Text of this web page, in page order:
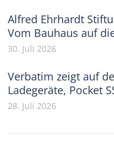
Alfred Ehrhardt
Vom Bauhaus auf
30. Juli 2026
Verbatim zeigt auf
Ladegeräte, Pocket
28. Juli 2026